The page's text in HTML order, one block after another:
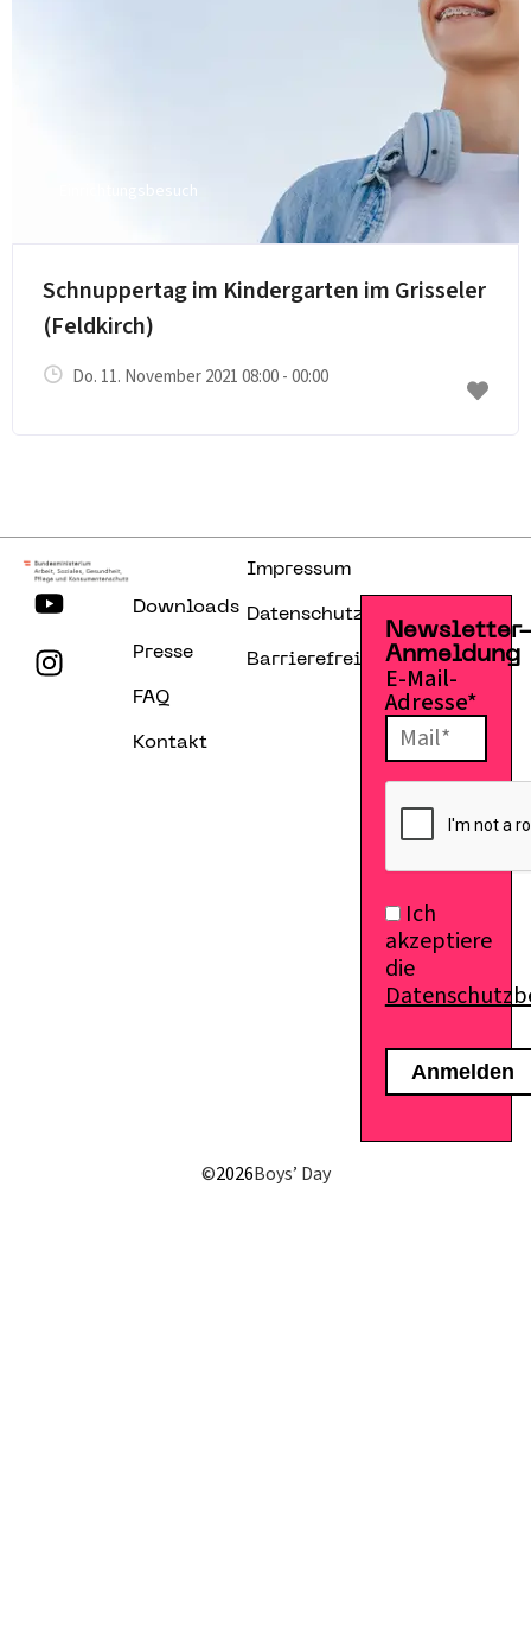
Einrichtungsbesuch
Schnuppertag im Kindergarten im Grisseler
(Feldkirch)
Do. 11. November 2021 08:00 - 00:00
Downloads
Presse
FAQ
Kontakt
Impressum
Datenschutzerklärung
Barrierefreiheitserklärung
Anmeldung
E-Mail-
Adresse*
Ich
akzeptiere
die
©2026Boys’ Day